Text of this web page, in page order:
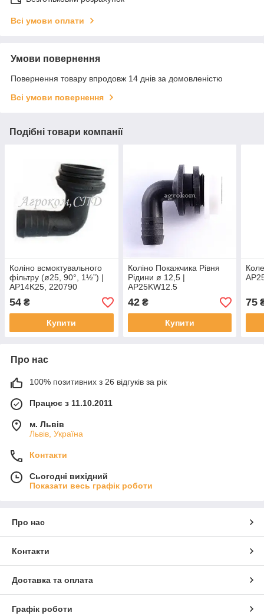
Всі умови оплати
Умови повернення
Повернення товару впродовж 14 днів за домовленістю
Всі умови повернення
Подібні товари компанії
Коліно всмоктувального
фільтру (ø25, 90°, 1½”) |
AP14K25, 220790
AGROPLAST
54 ₴
Купити
Коліно Покажчика Рівня
Рідини ø 12,5 |
AP25KW12.5
[AGROPLAST] (221704)
42₴
Купити
75
Про нас
100% позитивних з 26 відгуків за рік
Працює з 11.10.2011
м. Львів
Львів, Україна
Контакти
Сьогодні вихідний
Показати весь графік роботи
Про нас
Контакти
Доставка та оплата
Графік роботи